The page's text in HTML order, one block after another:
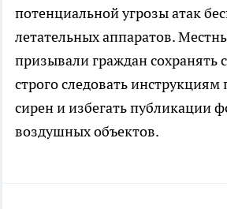
потенциальной угрозы атак
летательных аппаратов.
призывали граждан сохранять
строго следовать
сирен и избегать публикации
воздушных объектов.